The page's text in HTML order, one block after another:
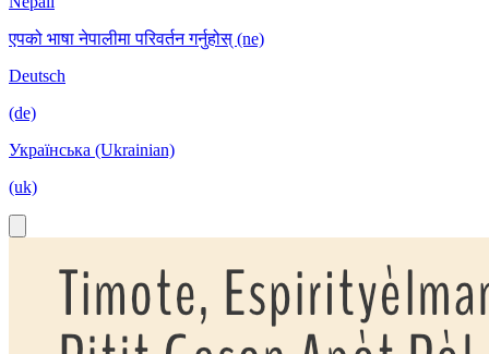
एपको भाषा नेपालीमा परिवर्तन गर्नुहोस् (ne)
Deutsch
(de)
Українська (Ukrainian)
(uk)